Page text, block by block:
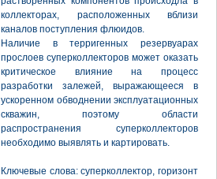
коллекторах, расположенных вблизи
каналов поступления флюидов.
Наличие в терригенных резервуарах
прослоев суперколлекторов может оказать
критическое влияние на процесс
разработки залежей, выражающееся в
ускоренном обводнении эксплуатационных
скважин, поэтому области
распространения суперколлекторов
необходимо выявлять и картировать.
Ключевые слова: суперколлектор, горизонт